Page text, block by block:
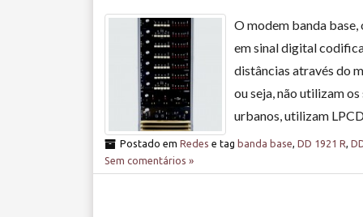
O modem banda
em sinal digital
distâncias através do
ou seja, não utilizam
urbanos, utilizam
Postado em Redes e tag banda base DD 1921 R
Sem comentários »